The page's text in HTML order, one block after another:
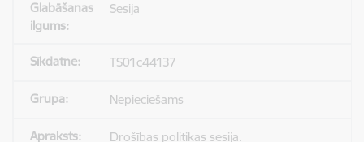
Sesija
TS01c44137
Nepieciešams
Drošības politikas sesija.